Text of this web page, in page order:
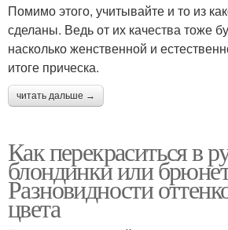
Помимо этого, учитывайте и то из
сделаны. Ведь от их качества тоже
насколько женственной и
итоге прическа.
читать дальше →
Как перекраситься в
блондинки или
Разновидности
цвета